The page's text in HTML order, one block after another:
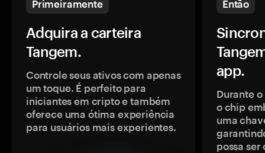
Primeiramente
Adquira a carteira
Tangem.
Controle seus ativos com apenas
um toque. É perfeito para
iniciantes em cripto e também
oferece uma ótima experiência
para usuários mais experientes.
Então
app.
Durante
o chip
uma
possa